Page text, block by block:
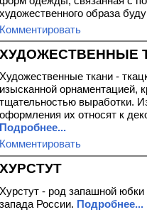
художественного образа
Комментировать
ХУДОЖЕСТВЕННЫЕ
Художественные ткани -
изысканной
тщательностью выработки.
оформления их относят к
Подробнее...
Комментировать
ХУРСТУТ
Хурстут - род запашной
запада России. Подробнее...